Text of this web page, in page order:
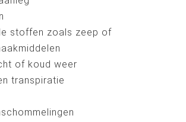
stoffen zoals zeep of
of koud weer
transpiratie